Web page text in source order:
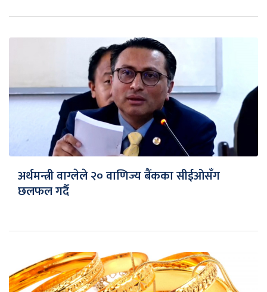
अर्थमन्त्री वाग्लेले २० वाणिज्य बैंकका सीईओसँग
छलफल गर्दै